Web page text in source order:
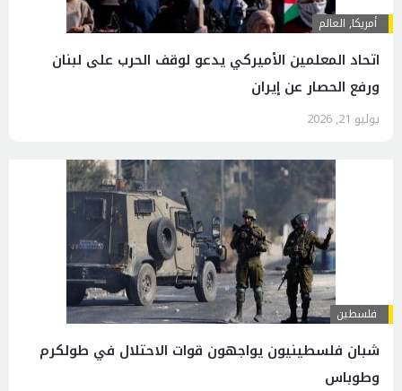
أمريكا, العالم
اتحاد المعلمين الأميركي يدعو لوقف الحرب على لبنان
ورفع الحصار عن إيران
يوليو 21, 2026
فلسطين
شبان فلسطينيون يواجهون قوات الاحتلال في طولكرم
وطوباس